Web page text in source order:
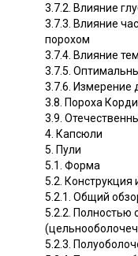
3.7.2. Влияние
3.7.3. Влияние
порохом
3.7.4. Влияние
3.7.5.
3.7.6. Измерение
3.8. Пороха
3.9.
4. Капсюли
5. Пули
5.1. Форма
5.2. Конструкция
5.2.1. Общий
5.2.2. Полностью
5.2.3.